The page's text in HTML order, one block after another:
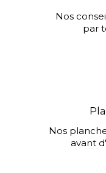
Nos
par
Nos
avant